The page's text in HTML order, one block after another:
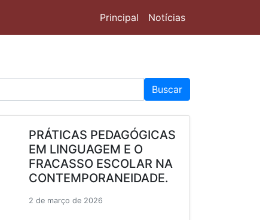
Principal Notícias
Buscar
PRÁTICAS PEDAGÓGICAS
EM LINGUAGEM E O
FRACASSO ESCOLAR NA
CONTEMPORANEIDADE.
2 de março de 2026